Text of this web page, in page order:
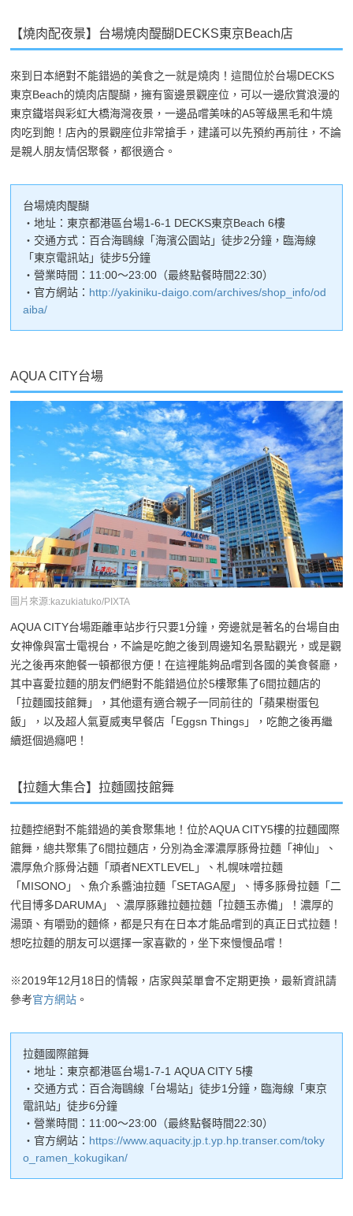
【燒肉配夜景】台場燒肉醍醐DECKS東京Beach店
來到日本絕對不能錯過的美食之一就是燒肉！這間位於台場DECKS
東京Beach的燒肉店醍醐，擁有窗邊景觀座位，可以一邊欣賞浪漫的
東京鐵塔與彩虹大橋海灣夜景，一邊品嚐美味的A5等級黑毛和牛燒
肉吃到飽！店內的景觀座位非常搶手，建議可以先預約再前往，不論
是親人朋友情侶聚餐，都很適合。
台場燒肉醍醐
・地址：東京都港區台場1-6-1 DECKS東京Beach 6樓
・交通方式：百合海鷗線「海濱公園站」徒步2分鐘，臨海線
「東京電訊站」徒步5分鐘
・營業時間：11:00～23:00（最終點餐時間22:30）
・官方網站： http://yakiniku-daigo.com/archives/shop_info/od
aiba/
AQUA CITY台場
圖片來源:kazukiatuko/PIXTA
AQUA CITY台場距離車站步行只要1分鐘，旁邊就是著名的台場自由
女神像與富士電視台，不論是吃飽之後到周邊知名景點觀光，或是觀
光之後再來飽餐一頓都很方便！在這裡能夠品嚐到各國的美食餐廳，
其中喜愛拉麵的朋友們絕對不能錯過位於5樓聚集了6間拉麵店的
「拉麵國技館舞」，其他還有適合親子一同前往的「蘋果樹蛋包
飯」，以及超人氣夏威夷早餐店「Eggsn Things」，吃飽之後再繼
續逛個過癮吧！
【拉麵大集合】拉麵國技館舞
拉麵控絕對不能錯過的美食聚集地！位於AQUA CITY5樓的拉麵國際
館舞，總共聚集了6間拉麵店，分別為金澤濃厚豚骨拉麵「神仙」、
濃厚魚介豚骨沾麵「頑者NEXTLEVEL」、札幌味噌拉麵
「MISONO」、魚介系醬油拉麵「SETAGA屋」、博多豚骨拉麵「二
代目博多DARUMA」、濃厚豚雞拉麵拉麵「拉麵玉赤備」！濃厚的
湯頭、有嚼勁的麵條，都是只有在日本才能品嚐到的真正日式拉麵！
想吃拉麵的朋友可以選擇一家喜歡的，坐下來慢慢品嚐！
※2019年12月18日的情報，店家與菜單會不定期更換，最新資訊請
參考官方網站 。
拉麵國際館舞
・地址：東京都港區台場1-7-1 AQUA CITY 5樓
・交通方式：百合海鷗線「台場站」徒步1分鐘，臨海線「東京
電訊站」徒步6分鐘
・營業時間：11:00～23:00（最終點餐時間22:30）
・官方網站： https://www.aquacity.jp.t.yp.hp.transer.com/toky
o_ramen_kokugikan/